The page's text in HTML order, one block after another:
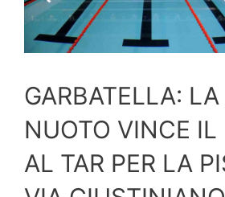
GARBATELLA:
NUOTO VINCE IL
AL TAR PER LA